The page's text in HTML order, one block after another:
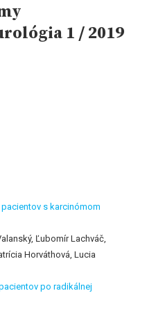
1 / 2019
s karcinómom
Ľubomír Lachváč,
Horváthová, Lucia
po radikálnej